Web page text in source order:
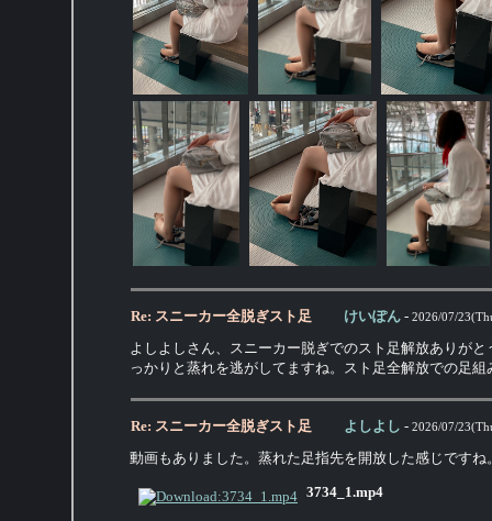
Re: スニーカー全脱ぎスト足 けいぽん - 2026/07/
よしよしさん、スニーカー脱ぎでのスト足解放ありが
っかりと蒸れを逃がしてますね。スト足全解放での足
Re: スニーカー全脱ぎスト足 よしよし - 2026/07/
動画もありました。蒸れた足指先を開放した感じですね
3734_1.mp4